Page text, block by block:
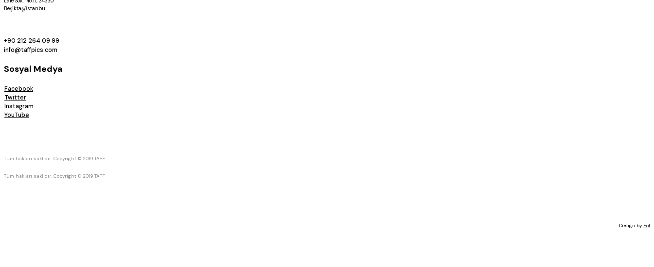
Beşiktaş/İstanbul
+90 212 264 09 99
info@taffpics.com
Sosyal Medya
Facebook
Twitter
Instagram
YouTube
Tüm hakları saklıdır. Copyright © 2019 TAFF
Tüm hakları saklıdır. Copyright © 2019 TAFF
Design by Fol